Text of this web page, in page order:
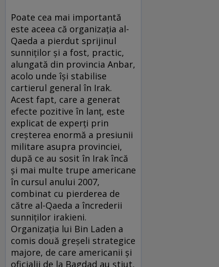
Poate cea mai importantă
este aceea că organizaţia al-
Qaeda a pierdut sprijinul
sunniţilor şi a fost, practic,
alungată din provincia Anbar,
acolo unde îşi stabilise
cartierul general în Irak.
Acest fapt, care a generat
efecte pozitive în lanţ, este
explicat de experţi prin
creşterea enormă a presiunii
militare asupra provinciei,
după ce au sosit în Irak încă
şi mai multe trupe americane
în cursul anului 2007,
combinat cu pierderea de
către al-Qaeda a încrederii
sunniţilor irakieni.
Organizaţia lui Bin Laden a
comis două greşeli strategice
majore, de care americanii şi
oficialii de la Bagdad au ştiut,